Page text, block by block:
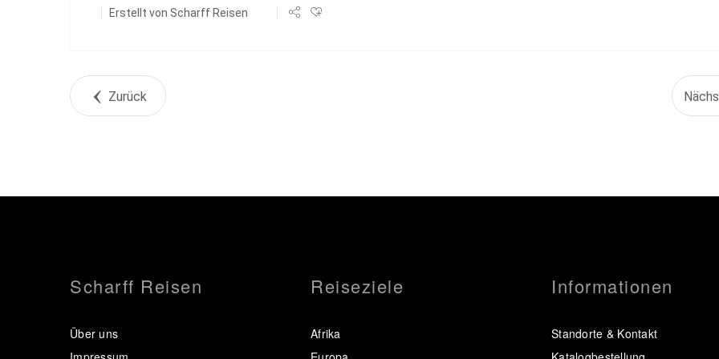
Erstellt von Scharff Reisen
Zurück
Scharff Reisen
Über uns
Reiseziele
Afrika
Informationen
Standorte & Kontakt